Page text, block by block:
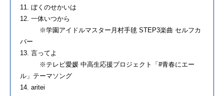
11. ぼくのせかいは
12. 一体いつから
※学園アイドルマスター月村手毬 STEP3楽曲 セルフカ
バー
13. 言ってよ
※テレビ愛媛 中高生応援プロジェクト「#青春にエー
ル」テーマソング
14. aritei